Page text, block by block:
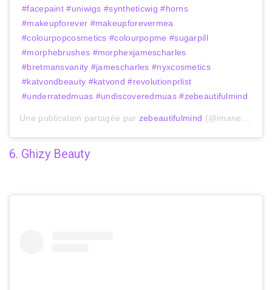
#facepaint #uniwigs #syntheticwig #horns
#makeupforever #makeupforevermea
#colourpopcosmetics #colourpopme #sugarpill
#morphebrushes #morphexjamescharles
#bretmansvanity #jamescharles #nyxcosmetics
#katvondbeauty #katvond #revolutionprlist
#underratedmuas #undiscoveredmuas #zebeautifulmind
Une publication partagée par zebeautifulmind (@imanechawkii) le
6. Ghizy Beauty